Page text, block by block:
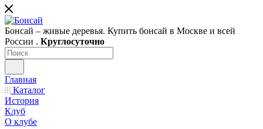
Бонсай – живые деревья. Купить бонсай в Москве и всей
России . Круглосуточно
Главная
Каталог
История
Клуб
О клубе